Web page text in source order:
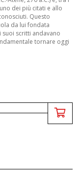
dei più citati e allo
Questo
da lui fondata
scritti andavano
tornare oggi